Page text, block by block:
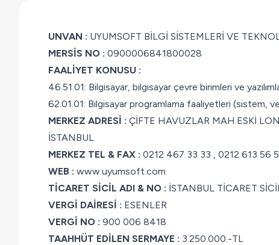
UNVAN : UYUMSOFT BİLGİ SİSTEMLERİ VE
MERSİS NO : 0900006841800028
FAALİYET KONUSU :
46.51.01: Bilgisayar, bilgisayar çevre birimleri ve
62.01.01: Bilgisayar programlama faaliyetleri (sistem,
MERKEZ ADRESİ : ÇİFTE HAVUZLAR MAH.ESKİ
İSTANBUL
MERKEZ TEL & FAX : 0212 467 33 33 , 0212 613 56
WEB : www.uyumsoft.com
TİCARET SİCİL ADI & NO : İSTANBUL TİCARET
VERGİ DAİRESİ : ESENLER
VERGİ NO : 900 006 8418
TAAHHÜT EDİLEN SERMAYE : 3.250.000.-TL